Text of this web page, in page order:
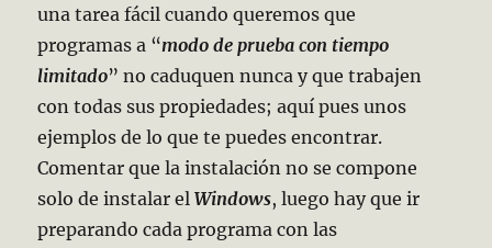
una tarea fácil cuando queremos que
programas a “modo de prueba con tiempo
limitado” no caduquen nunca y que trabajen
con todas sus propiedades; aquí pues unos
ejemplos de lo que te puedes encontrar.
Comentar que la instalación no se compone
solo de instalar elWindows, luego hay que ir
preparando cada programa con las